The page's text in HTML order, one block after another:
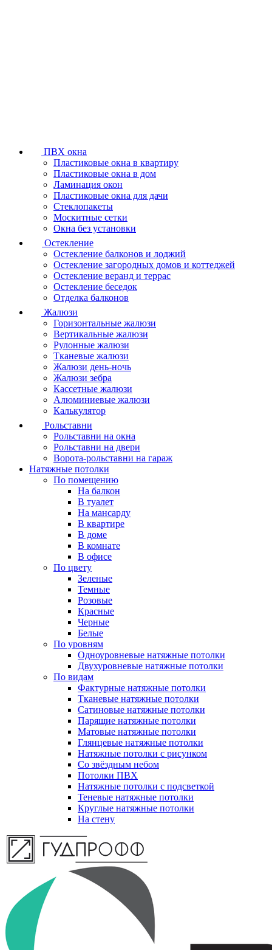
ПВХ окна
Пластиковые окна в квартиру
Пластиковые окна в дом
Ламинация окон
Пластиковые окна для дачи
Стеклопакеты
Москитные сетки
Окна без установки
Остекление
Остекление балконов и лоджий
Остекление загородных домов и коттеджей
Остекление веранд и террас
Остекление беседок
Отделка балконов
Жалюзи
Горизонтальные жалюзи
Вертикальные жалюзи
Рулонные жалюзи
Тканевые жалюзи
Жалюзи день-ночь
Жалюзи зебра
Кассетные жалюзи
Алюминиевые жалюзи
Калькулятор
Рольставни
Рольставни на окна
Рольставни на двери
Ворота-рольставни на гараж
Натяжные потолки
По помещению
На балкон
В туалет
На мансарду
В квартире
В доме
В комнате
В офисе
По цвету
Зеленые
Темные
Розовые
Красные
Черные
Белые
По уровням
Одноуровневые натяжные потолки
Двухуровневые натяжные потолки
По видам
Фактурные натяжные потолки
Тканевые натяжные потолки
Сатиновые натяжные потолки
Парящие натяжные потолки
Матовые натяжные потолки
Глянцевые натяжные потолки
Натяжные потолки с рисунком
Со звёздным небом
Потолки ПВХ
Натяжные потолки с подсветкой
Теневые натяжные потолки
Круглые натяжные потолки
На стену